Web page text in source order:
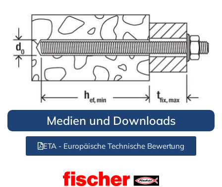
Medien und Downloads
ETA - Europäische Technische Bewertung